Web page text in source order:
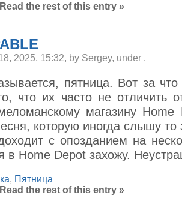
Read the rest of this entry »
2025, 15:32, by Sergey, under .
пятница. Вот за
что их часто не отличить
магазину Home
которую иногда слышу то
с опозданием на
в Home Depot захожу.
, Пятница
Read the rest of this entry »